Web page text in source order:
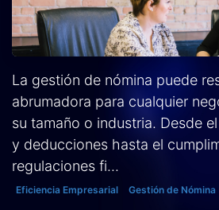
La gestión de nómina puede
abrumadora para cualquier
su tamaño o industria. Desde
y deducciones hasta el
regulaciones fi...
Eficiencia Empresarial Gestión de Nómina